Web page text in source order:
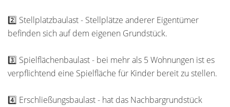
2️⃣ Stellplatzbaulast - Stellplätze anderer Eigentümer
befinden sich auf dem eigenen Grundstück.
3️⃣ Spielflächenbaulast - bei mehr als 5 Wohnungen ist es
verpflichtend eine Spielfläche für Kinder bereit zu stellen.
4️⃣ Erschließungsbaulast - hat das Nachbargrundstück